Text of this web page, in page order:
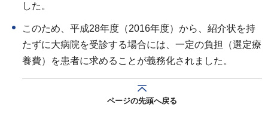
した。
このため、平成28年度（2016年度）から、紹介状を持
たずに大病院を受診する場合には、一定の負担（選定療
養費）を患者に求めることが義務化されました。
ページの先頭へ戻る